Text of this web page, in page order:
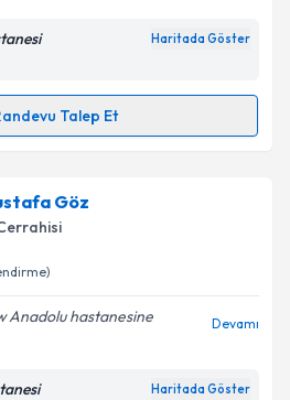
Haritada Göster
Talep Et
Talebi
için randevu takvimi
bu uzmandan randevu almanız
e-posta ile
Göz
Anadolu hastanesine
Devamı
Haritada Göster